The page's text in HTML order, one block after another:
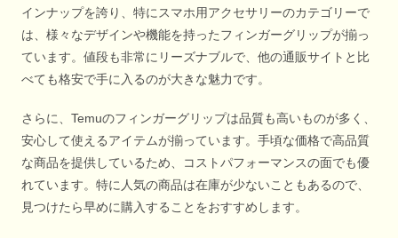
インナップを誇り、特にスマホ用アクセサリーのカテゴリーで
は、様々なデザインや機能を持ったフィンガーグリップが揃っ
ています。値段も非常にリーズナブルで、他の通販サイトと比
べても格安で手に入るのが大きな魅力です。
さらに、Temuのフィンガーグリップは品質も高いものが多く、
安心して使えるアイテムが揃っています。手頃な価格で高品質
な商品を提供しているため、コストパフォーマンスの面でも優
れています。特に人気の商品は在庫が少ないこともあるので、
見つけたら早めに購入することをおすすめします。